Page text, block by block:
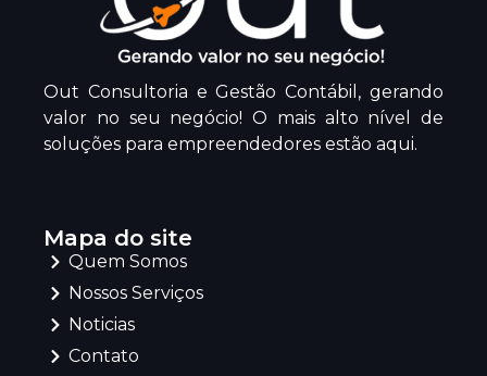
Out Consultoria e Gestão Contábil, gerando
valor no seu negócio! O mais alto nível de
soluções para empreendedores estão aqui.
Mapa do site
Quem Somos
Nossos Serviços
Noticias
Contato